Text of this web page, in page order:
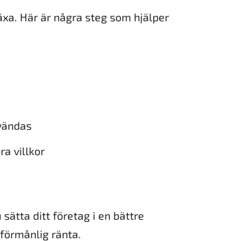
Här är några steg som hjälper
villkor
sätta ditt företag i en bättre
ränta.